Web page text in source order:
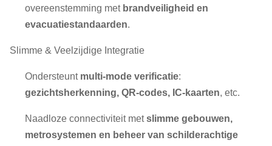
overeenstemming met brandveiligheid en
evacuatiestandaarden.
Slimme & Veelzijdige Integratie
Ondersteunt multi-mode verificatie:
gezichtsherkenning, QR-codes, IC-kaarten, etc.
Naadloze connectiviteit metslimme gebouwen,
metrosystemen en beheer van schilderachtige